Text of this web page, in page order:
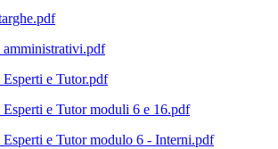
amministrativi.pdf
e Tutor.pdf
Esperti e Tutor moduli 6 e 16.pdf
Esperti e Tutor modulo 6 - Interni.pdf